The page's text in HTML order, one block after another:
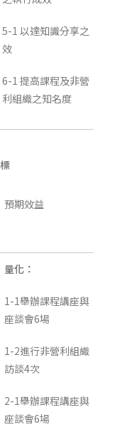
5-1 以達知識分享之
效
6-1 提高課程及非營
利組織之知名度
預期效益
量化：
1-1舉辦課程講座與
座談會6場
1-2進行非營利組織
訪談4次
2-1舉辦課程講座與
座談會6場